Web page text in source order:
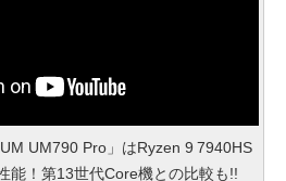
UM790 Pro」はRyzen 9 7940HS
能！第13世代Core機との比較も!!